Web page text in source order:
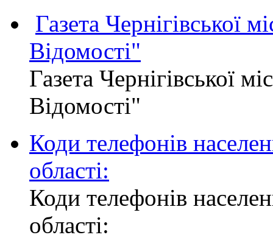
Газета Чернігівської
Відомості"
Газета Чернігівської
Відомості"
Коди телефонів
області:
Коди телефонів
області: